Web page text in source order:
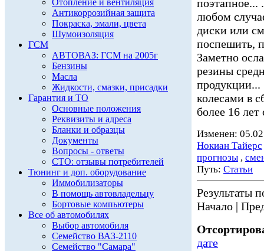
Отопление и вентиляция
Антикоррозийная защита
Покраска, эмали, цвета
Шумоизоляция
ГСМ
АВТОВАЗ: ГСМ на 2005г
Бензины
Масла
Жидкости, смазки, присадки
Гарантия и ТО
Основные положения
Реквизиты и адреса
Бланки и образцы
Документы
Вопросы - ответы
СТО: отзывы потребителей
Тюнинг и доп. оборудование
Иммобилизаторы
В помощь автовладельцу
Бортовые компьютеры
Все об автомобилях
Выбор автомобиля
Семейство ВАЗ-2110
Семейство "Самара"
поэтапное...
любом
диски или
поспешить,
Заметно
резины
колесами в
более 16
Изменен:
Нокиан Тайерс
прогнозы ,
Путь: Статьи
Результаты
Начало |
дате